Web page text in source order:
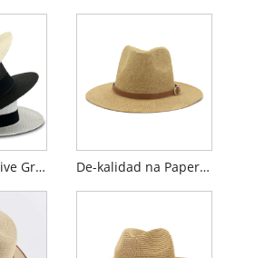
Black Ribbon Five Grass Fedora Panama Hat De-kalidad na Paper Cloth Mens Panama Hat